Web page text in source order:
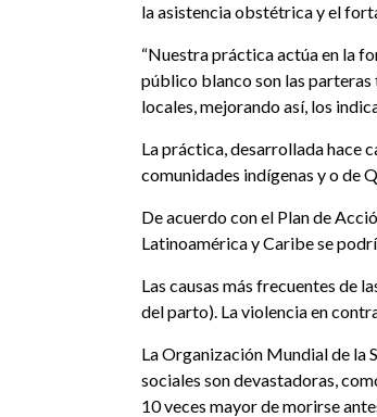
la asistencia obstétrica y el
“Nuestra práctica actúa en la
público blanco son las
locales, mejorando así, los
La práctica, desarrollada hace
comunidades indígenas y o de
De acuerdo con el Plan de
Latinoamérica y Caribe se
Las causas más frecuentes de
del parto). La violencia en
La Organización Mundial de la
sociales son devastadoras,
10 veces mayor de morirse